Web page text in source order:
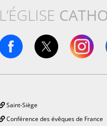
L’ÉGLISE
Saint-Siège
Conférence des évêques de France